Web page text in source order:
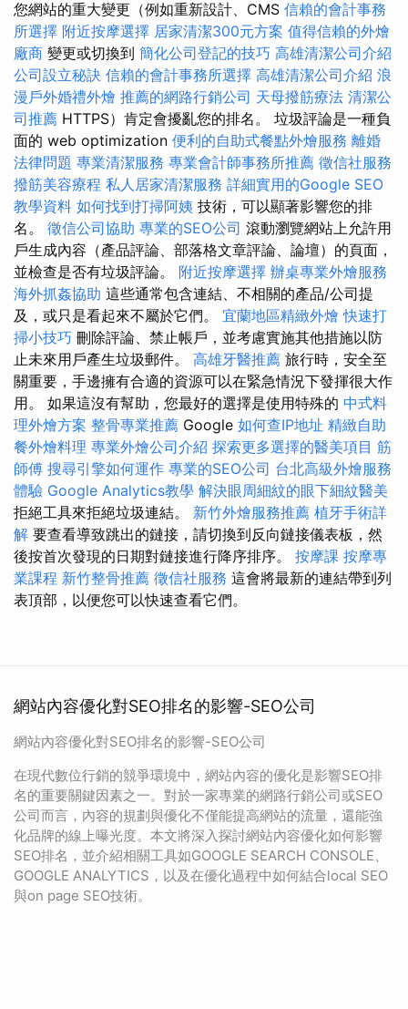
您網站的重大變更（例如重新設計、CMS 信賴的會計事務
所選擇 附近按摩選擇 居家清潔300元方案 值得信賴的外燴
廠商 變更或切換到 簡化公司登記的技巧 高雄清潔公司介紹
公司設立秘訣 信賴的會計事務所選擇 高雄清潔公司介紹 浪
漫戶外婚禮外燴 推薦的網路行銷公司 天母撥筋療法 清潔公
司推薦 HTTPS）肯定會擾亂您的排名。 垃圾評論是一種負
面的 web optimization 便利的自助式餐點外燴服務 離婚
法律問題 專業清潔服務 專業會計師事務所推薦 徵信社服務
撥筋美容療程 私人居家清潔服務 詳細實用的Google SEO
教學資料 如何找到打掃阿姨 技術，可以顯著影響您的排
名。 徵信公司協助 專業的SEO公司 滾動瀏覽網站上允許用
戶生成內容（產品評論、部落格文章評論、論壇）的頁面，
並檢查是否有垃圾評論。 附近按摩選擇 辦桌專業外燴服務
海外抓姦協助 這些通常包含連結、不相關的產品/公司提
及，或只是看起來不屬於它們。 宜蘭地區精緻外燴快速打
掃小技巧 刪除評論、禁止帳戶，並考慮實施其他措施以防
止未來用戶產生垃圾郵件。 高雄牙醫推薦 旅行時，安全至
關重要，手邊擁有合適的資源可以在緊急情況下發揮很大作
用。 如果這沒有幫助，您最好的選擇是使用特殊的 中式料
理外燴方案 整骨專業推薦 Google 如何查IP地址 精緻自助
餐外燴料理 專業外燴公司介紹 探索更多選擇的醫美項目 筋
師傅 搜尋引擎如何運作 專業的SEO公司 台北高級外燴服務
體驗 Google Analytics教學 解決眼周細紋的眼下細紋醫美
拒絕工具來拒絕垃圾連結。 新竹外燴服務推薦 植牙手術詳
解 要查看導致跳出的鏈接，請切換到反向鏈接儀表板，然
後按首次發現的日期對鏈接進行降序排序。 按摩課 按摩專
業課程 新竹整骨推薦 徵信社服務 這會將最新的連結帶到列
表頂部，以便您可以快速查看它們。
網站內容優化對SEO排名的影響-SEO公司
網站內容優化對SEO排名的影響-SEO公司
在現代數位行銷的競爭環境中，網站內容的優化是影響SEO排
名的重要關鍵因素之一。對於一家專業的網路行銷公司或SEO
公司而言，內容的規劃與優化不僅能提高網站的流量，還能強
化品牌的線上曝光度。本文將深入探討網站內容優化如何影響
SEO排名，並介紹相關工具如GOOGLE SEARCH CONSOLE、
GOOGLE ANALYTICS，以及在優化過程中如何結合local SEO
與on page SEO技術。